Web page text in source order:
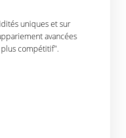
uniques et sur
avancées
compétitif".